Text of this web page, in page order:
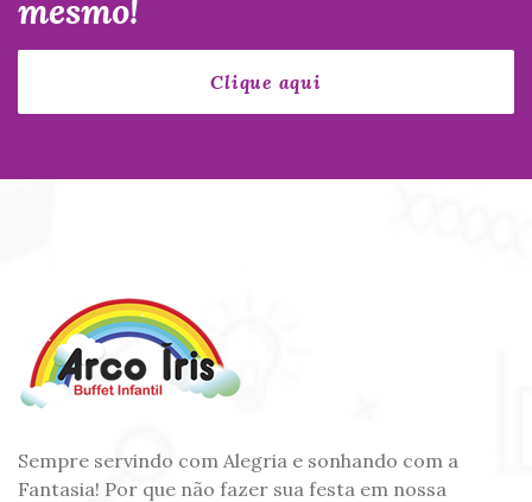
mesmo!
Sempre servindo com Alegria e sonhando com a
Fantasia! Por que não fazer sua festa em nossa